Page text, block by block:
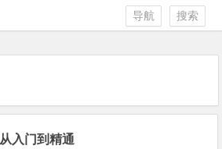
搜索
导航
入门到精通